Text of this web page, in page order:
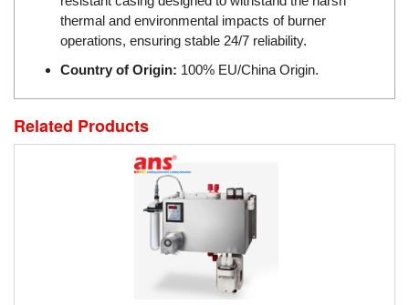
ECKERLE
Ecom-EX
ECONEX
Edward
EES
Elands Cable Vietnam
thermal and environmental impacts of burner
operations, ensuring stable 24/7 reliability.
Country of Origin: 100% EU/China Origin.
Related Products